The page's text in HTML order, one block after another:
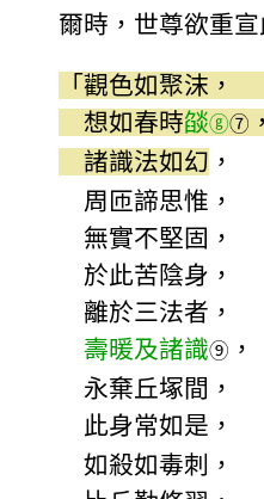
爾時，世尊欲重宣
「觀色如聚沫
想如春時燄ⓖ⑦
諸識法如幻
周匝諦思惟，
無實不堅固
於此苦陰身，
離於三法者，
壽暖及諸識⑨
永棄丘塚間，
此身常如是
如殺如毒刺，